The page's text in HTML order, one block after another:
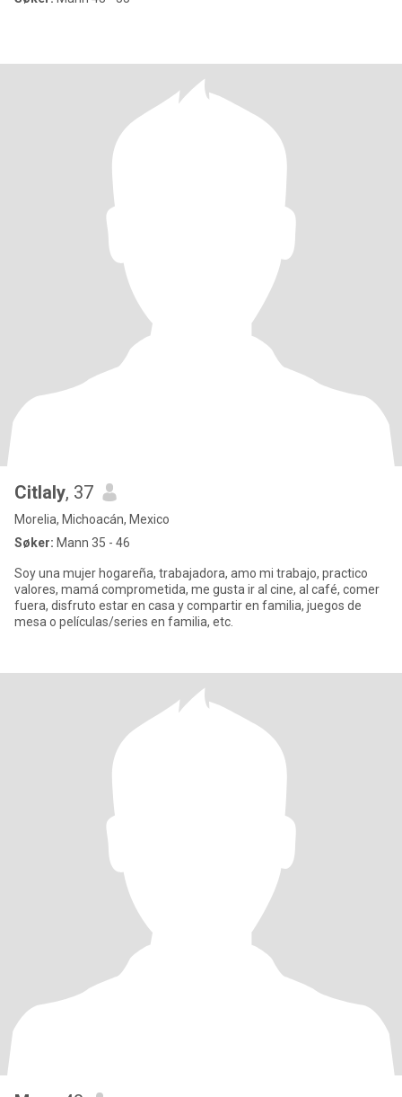
Citlaly, 37
Morelia, Michoacán, Mexico
Søker: Mann 35 - 46
Soy una mujer hogareña, trabajadora, amo mi trabajo, practico
valores, mamá comprometida, me gusta ir al cine, al café, comer
fuera, disfruto estar en casa y compartir en familia, juegos de
mesa o películas/series en familia, etc.